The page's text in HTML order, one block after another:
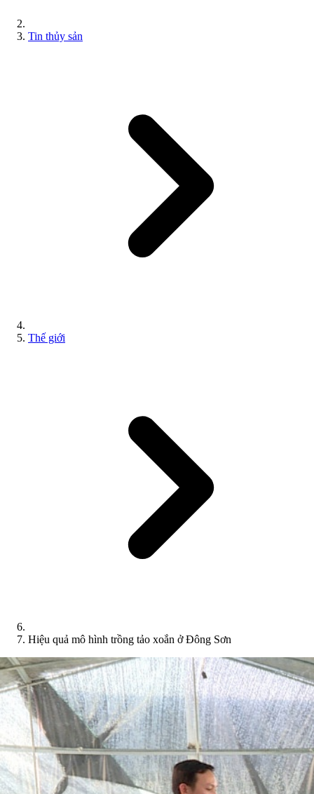
Tin thủy sản
Thế giới
Hiệu quả mô hình trồng tảo xoắn ở Đông Sơn